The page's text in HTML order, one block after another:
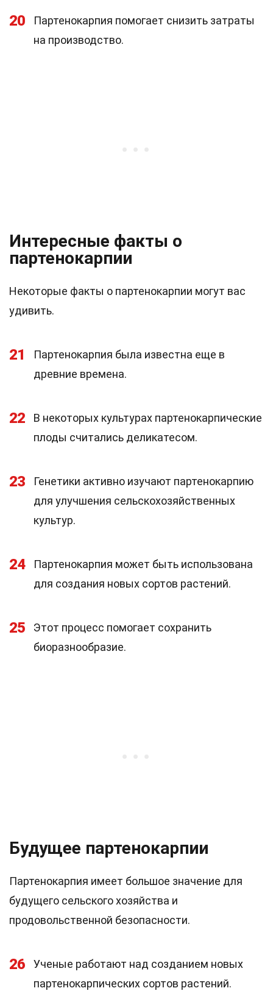
20
Партенокарпия помогает снизить затраты
на производство.
Интересные факты о
партенокарпии
Некоторые факты о партенокарпии могут вас
удивить.
21
Партенокарпия была известна еще в
древние времена.
22
В некоторых культурах партенокарпические
плоды считались деликатесом.
23
Генетики активно изучают партенокарпию
для улучшения сельскохозяйственных
культур.
24
Партенокарпия может быть использована
для создания новых сортов растений.
25
Этот процесс помогает сохранить
биоразнообразие.
Будущее партенокарпии
Партенокарпия имеет большое значение для
будущего сельского хозяйства и
продовольственной безопасности.
26
Ученые работают над созданием новых
партенокарпических сортов растений.